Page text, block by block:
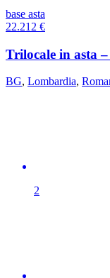
base asta
22.212 €
Trilocale in asta
BG, Lombardia,
2